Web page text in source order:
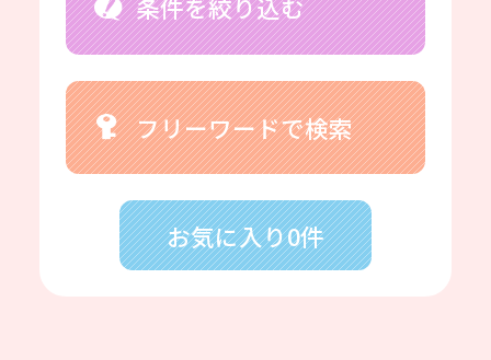
条件を絞り込む
フリーワードで検索
お気に入り0件